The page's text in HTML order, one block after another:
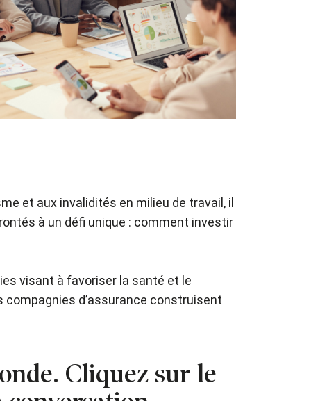
et aux invalidités en milieu de travail, il
à un défi unique : comment investir
visant à favoriser la santé et le
compagnies d’assurance construisent
Cliquez sur le